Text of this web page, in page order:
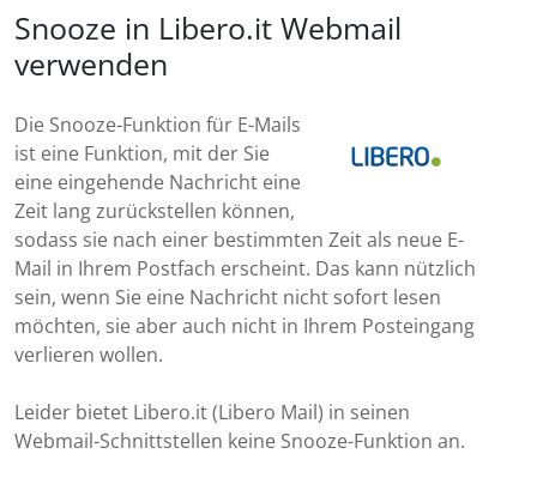
Snooze in Libero.it Webmail
verwenden
Die Snooze-Funktion für E-Mails
ist eine Funktion, mit der Sie
eine eingehende Nachricht eine
Zeit lang zurückstellen können,
sodass sie nach einer bestimmten Zeit als neue E-
Mail in Ihrem Postfach erscheint. Das kann nützlich
sein, wenn Sie eine Nachricht nicht sofort lesen
möchten, sie aber auch nicht in Ihrem Posteingang
verlieren wollen.
Leider bietet Libero.it (Libero Mail) in seinen
Webmail-Schnittstellen keine Snooze-Funktion an.